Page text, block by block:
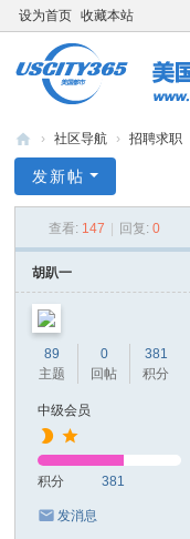
设为首页 收藏本站
s.
65
› 社区导航 › 招聘求职
发新帖
查看: 147 回复: 0
胡趴一
89
主题
0
回帖
381
积分
中级会员
积分 381
发消息